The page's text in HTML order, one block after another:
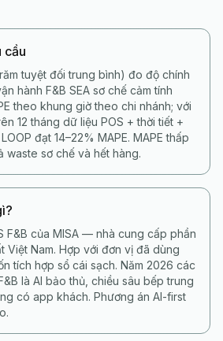
cầu
tuyệt đối trung bình) đo độ chính
hành F&B SEA sơ chế cảm tính
theo khung giờ theo chi nhánh; với
12 tháng dữ liệu POS + thời tiết +
đạt 14–22% MAPE. MAPE thấp
waste sơ chế và hết hàng.
F&B của MISA — nhà cung cấp phần
Việt Nam. Hợp với đơn vị đã dùng
tích hợp sổ cái sạch. Năm 2026 các
là AI bảo thủ, chiều sâu bếp trung
có app khách. Phương án AI-first